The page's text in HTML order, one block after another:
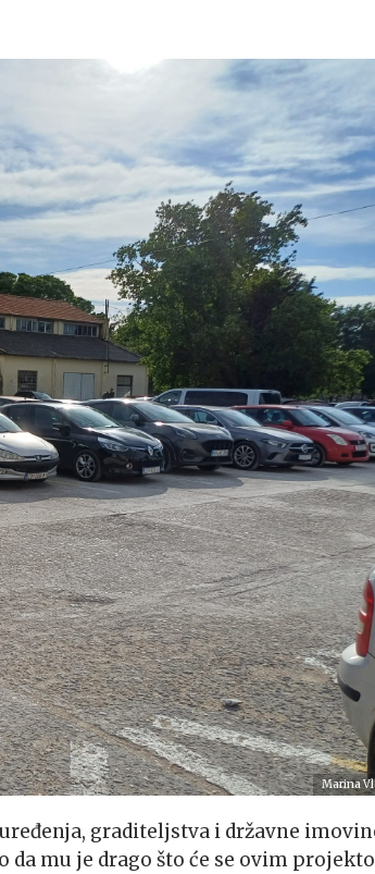
Marina
graditeljstva i državne
da mu je drago što će se ovim